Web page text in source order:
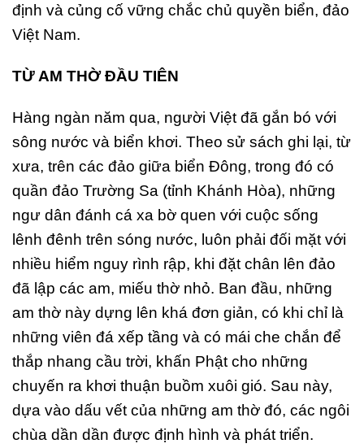
định và củng cố vững chắc chủ quyền biển, đảo
Việt Nam.
TỪ AM THỜ ĐẦU TIÊN
Hàng ngàn năm qua, người Việt đã gắn bó với
sông nước và biển khơi. Theo sử sách ghi lại, từ
xưa, trên các đảo giữa biển Đông, trong đó có
quần đảo Trường Sa (tỉnh Khánh Hòa), những
ngư dân đánh cá xa bờ quen với cuộc sống
lênh đênh trên sóng nước, luôn phải đối mặt với
nhiều hiểm nguy rình rập, khi đặt chân lên đảo
đã lập các am, miếu thờ nhỏ. Ban đầu, những
am thờ này dựng lên khá đơn giản, có khi chỉ là
những viên đá xếp tầng và có mái che chắn để
thắp nhang cầu trời, khấn Phật cho những
chuyến ra khơi thuận buồm xuôi gió. Sau này,
dựa vào dấu vết của những am thờ đó, các ngôi
chùa dần dần được định hình và phát triển.